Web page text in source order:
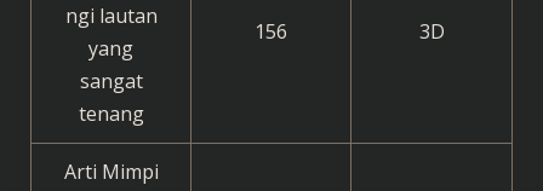
ngi lautan
yang
sangat
tenang
156 3D
Arti Mimpi